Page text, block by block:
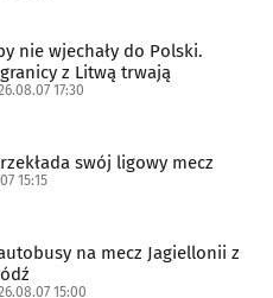
nie wjechały do Polski.
z Litwą trwają
17:30
swój ligowy mecz
15:15
na mecz Jagiellonii z
15:00